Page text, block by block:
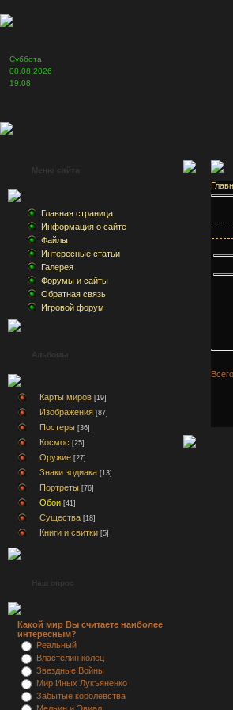
Суббота
08.08.2026
19:08
Меню сайта
Главная страница
Информация о сайте
Файлы
Интересные статьи
Галерея
Форумы и сайты
Обратная связь
Игровой форум
Альбомы
Карты миров [19]
Изображения [87]
Постеры [36]
Космос [25]
Оружие [27]
Знаки зодиака [13]
Портреты [76]
Обои [41]
Существа [18]
Книги и свитки [5]
Наш опрос
Какой мир Вы считаете наиболее
интересным?
Реальный
Властелин колец
Звездные Войны
Мир Иных Лукъяненко
Забытые королевства